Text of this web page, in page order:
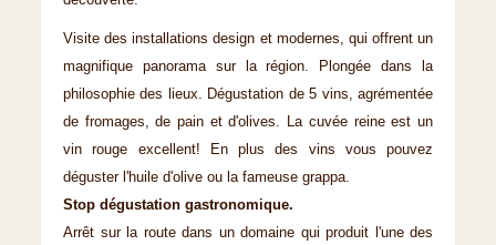
Visite des installations design et modernes, qui offrent un
magnifique panorama sur la région. Plongée dans la
philosophie des lieux. Dégustation de 5 vins, agrémentée
de fromages, de pain et d'olives. La cuvée reine est un
vin rouge excellent! En plus des vins vous pouvez
déguster l'huile d'olive ou la fameuse grappa.
Stop dégustation gastronomique.
Arrêt sur la route dans un domaine qui produit l'une des